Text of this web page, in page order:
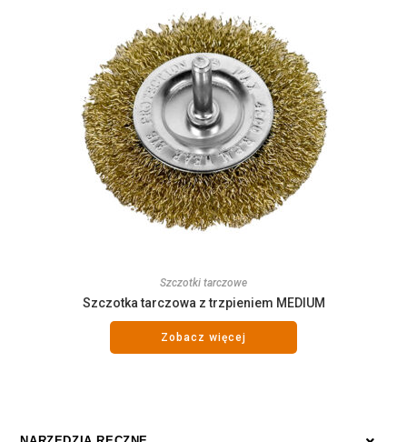
Szczotki tarczowe
Szczotka tarczowa z trzpieniem MEDIUM
Zobacz więcej